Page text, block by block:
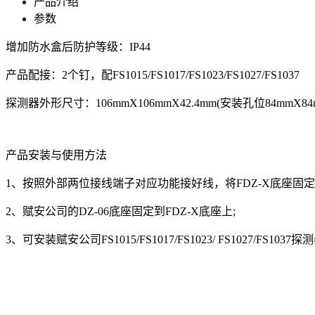
参数
增加防水盒后防护等级：IP44
产品配接：2个钉，配FS1015/FS1017/FS1023/FS1027/FS1037
探测器外形尺寸：106mmX106mmX42.4mm(安装孔位
产品安装与使用方法
1、按照外部两位接线端子对应功能接好线，将FDZ-X底座固定
2、赋安公司的DZ-06底座固定到FDZ-X底座上;
3、可安装赋安公司FS1015/FS1017/FS1023/ FS1027/FS1037探测